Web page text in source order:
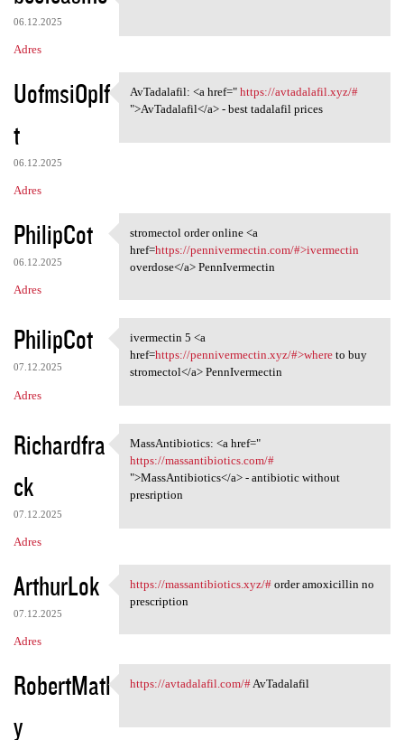
06.12.2025
Adres
https://t.me/s/ef_beef
UofmsiOpIf
t
06.12.2025
Adres
AvTadalafil: <a href=" https:
AvTadalafil: <a href=" https://avtadalafil.xyz/#
">AvTadalafil</a> - best tadalafil prices
PhilipCot
06.12.2025
Adres
stromectol order online <a
stromectol order online <a
href=https://pennivermectin.com/#>ivermectin
overdose</a> PennIvermectin
PhilipCot
07.12.2025
Adres
ivermectin 5 <a href=https:/
ivermectin 5 <a
href=https://pennivermectin.xyz/#>whereto buy
stromectol</a> PennIvermectin
Richardfra
ck
07.12.2025
Adres
MassAntibiotics: <a href="
MassAntibiotics: <a href="
https://massantibiotics.com/#
">MassAntibiotics</a> - antibiotic without
presription
ArthurLok
07.12.2025
Adres
https://massantibiotics.xyz/#
https://massantibiotics.xyz/#order amoxicillin no
prescription
RobertMatl
y
https://avtadalafil.com/#
https://avtadalafil.com/#AvTadalafil